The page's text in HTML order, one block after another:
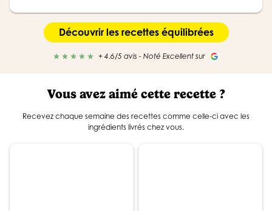
Découvrir les recettes équilibrées
star star star star star + 4.6/5 avis - Noté Excellent sur
Vous avez aimé cette recette ?
Recevez chaque semaine des recettes comme celle-ci avec les
ingrédients livrés chez vous.